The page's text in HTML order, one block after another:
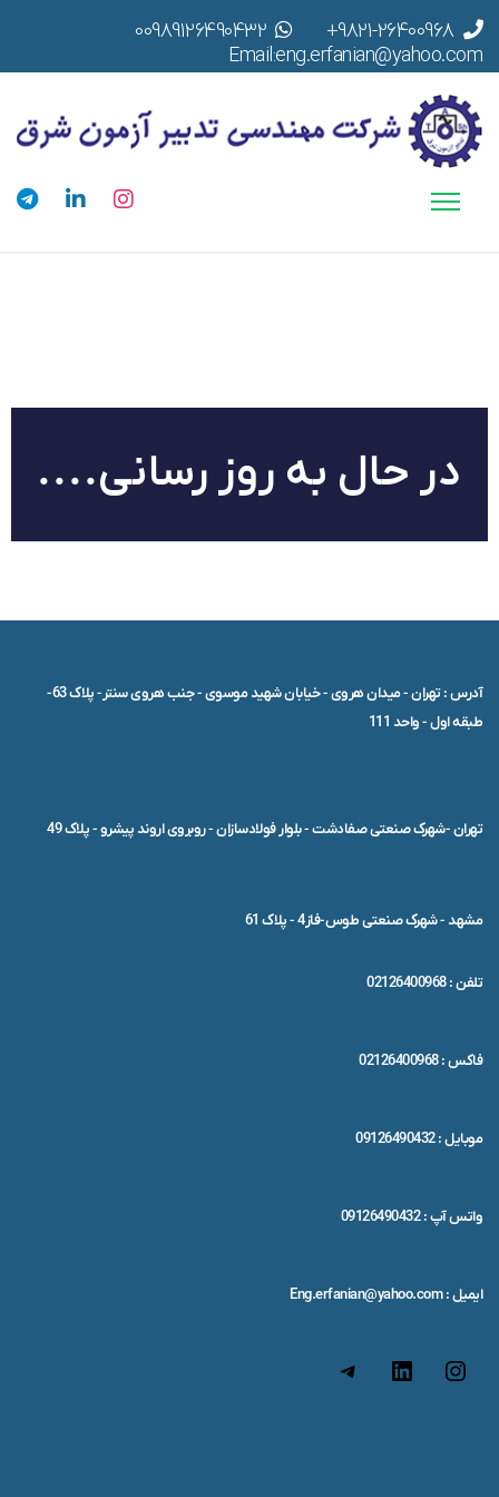
9821-26400968+
00989126490432
Email:eng.erfanian@yahoo.com
در حال به روز رسانی....
آدرس : تهران - میدان هروی - خیابان شهید موسوی - جنب هروی سنتر- پلاک 63-
طبقه اول - واحد 111
تهران -شهرک صنعتی صفادشت - بلوار فولادسازان - روبروی اروند پیشرو - پلاک 49
مشهد - شهرک صنعتی طوس-فاز4 - پلاک 61
تلفن : 02126400968
فاکس : 02126400968
موبایل : 09126490432
واتس آپ : 09126490432
ایمیل : Eng.erfanian@yahoo.com